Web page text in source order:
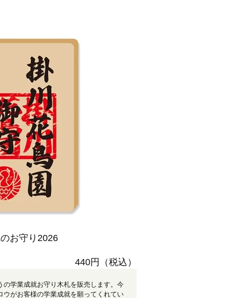
お守り2026
440円（税込）
学業成就お守り木札を販売します。今
がお客様の学業成就を願ってくれてい